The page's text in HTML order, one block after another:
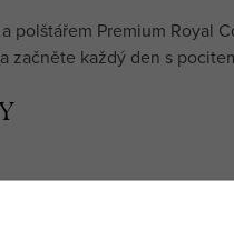
polštářem Premium
začněte každý den s